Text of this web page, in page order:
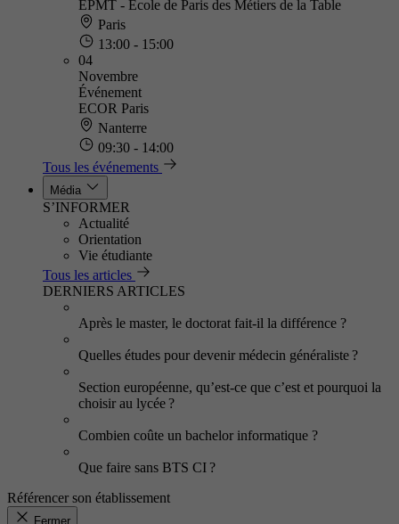
EPMT - École de Paris des Métiers de la Table
Paris
13:00 - 15:00
04
Novembre
Événement
ECOR Paris
Nanterre
09:30 - 14:00
Tous les événements
Média
S’INFORMER
Actualité
Orientation
Vie étudiante
Tous les articles
DERNIERS ARTICLES
Après le master, le doctorat fait-il la différence ?
Quelles études pour devenir médecin généraliste ?
Section européenne, qu’est-ce que c’est et pourquoi la
choisir au lycée ?
Combien coûte un bachelor informatique ?
Que faire sans BTS CI ?
Référencer son établissement
Fermer